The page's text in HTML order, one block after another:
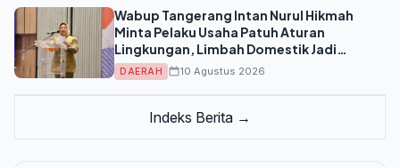
Wabup Tangerang Intan Nurul Hikmah
Minta Pelaku Usaha Patuh Aturan
Lingkungan, Limbah Domestik Jadi
Sorotan
DAERAH 10 Agustus 2026
Indeks Berita →